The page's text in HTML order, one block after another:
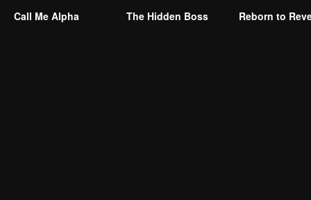
Call Me Alpha The Hidden Boss